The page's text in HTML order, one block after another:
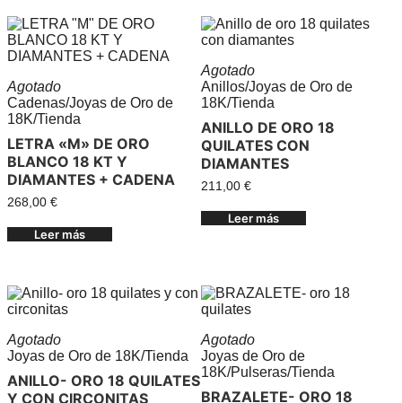
Agotado
Cadenas/Joyas de Oro de
18K/Tienda
LETRA «M» DE ORO
BLANCO 18 KT Y
DIAMANTES + CADENA
268,00 €
Leer más
Agotado
Anillos/Joyas de Oro de
18K/Tienda
ANILLO DE ORO 18
QUILATES CON
DIAMANTES
211,00 €
Leer más
Agotado
Joyas de Oro de 18K/Tienda
ANILLO- ORO 18 QUILATES
Y CON CIRCONITAS
Agotado
Joyas de Oro de
18K/Pulseras/Tienda
BRAZALETE- ORO 18